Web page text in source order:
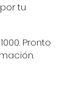
tu
Pronto